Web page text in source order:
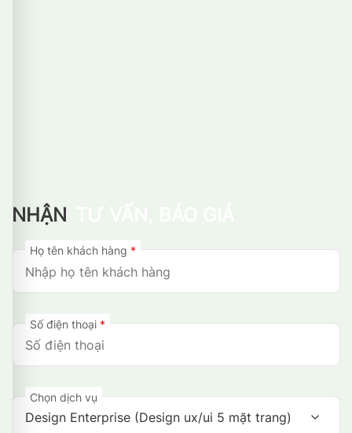
NHẬN
Họ tên khách hàng *
Số điện thoại *
Chọn dịch vụ